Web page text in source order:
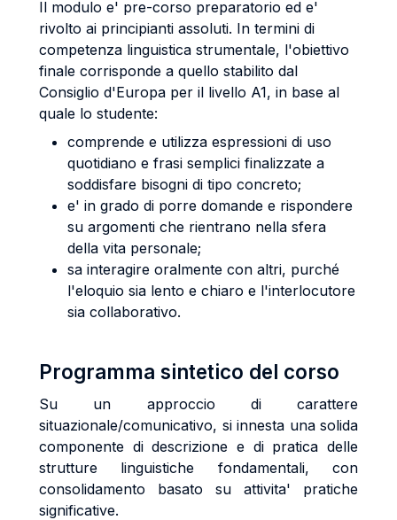
Il modulo e' pre-corso preparatorio ed e'
rivolto ai principianti assoluti. In termini di
competenza linguistica strumentale, l'obiettivo
finale corrisponde a quello stabilito dal
Consiglio d'Europa per il livello A1, in base al
quale lo studente:
comprende e utilizza espressioni di uso
quotidiano e frasi semplici finalizzate a
soddisfare bisogni di tipo concreto;
e' in grado di porre domande e rispondere
su argomenti che rientrano nella sfera
della vita personale;
sa interagire oralmente con altri, purché
l'eloquio sia lento e chiaro e l'interlocutore
sia collaborativo.
Programma sintetico del corso
Su un approccio di carattere
situazionale/comunicativo, si innesta una solida
componente di descrizione e di pratica delle
strutture linguistiche fondamentali, con
consolidamento basato su attivita' pratiche
significative.